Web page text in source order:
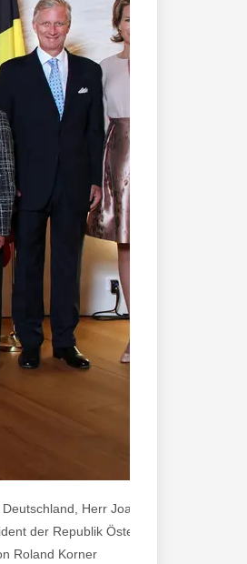
Herr Joachim Gauck und
der Republik Österreich, Herr Dr.
Roland Korner